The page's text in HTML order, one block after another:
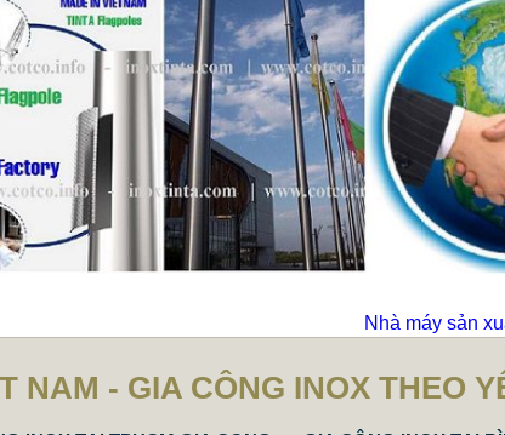
Nhà máy sản
NAM - GIA CÔNG INOX THEO